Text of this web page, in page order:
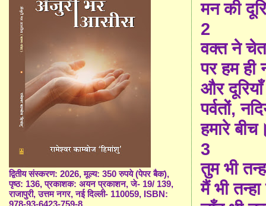
मन की
2
वक्त ने
पर हम ही
और
पर्वतों,
हमारे
3
तुम भी
मैं भी तन्हा
द्वितीय संस्करण: 2026, मूल्य: 350 रुपये (पेपर बैक),
पृष्ठ: 136, प्रकाशक: अयन प्रकाशन, जे- 19/ 139,
राजापुरी, उत्तम नगर, नई दिल्ली- 110059, ISBN:
978-93-6423-759-8